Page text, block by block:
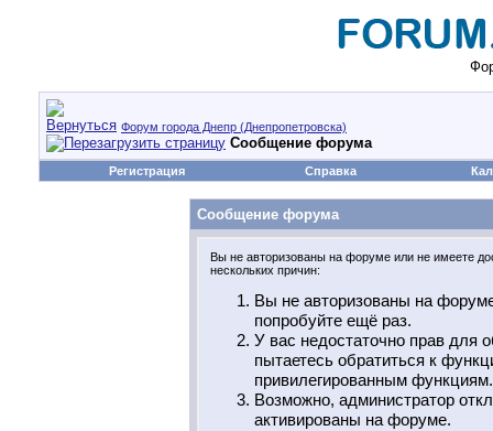
Форум города Днепр (Днепропетровска)
Сообщение форума
Регистрация Справка
Сообщение форума
Вы не авторизованы на форуме или не имеете
нескольких причин:
Вы не авторизованы на
попробуйте ещё раз.
У вас недостаточно прав для
пытаетесь обратиться к
привилегированным функциям.
Возможно, администратор
активированы на форуме.